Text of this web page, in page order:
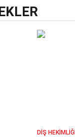
DIŞ HEKIMLIĞI